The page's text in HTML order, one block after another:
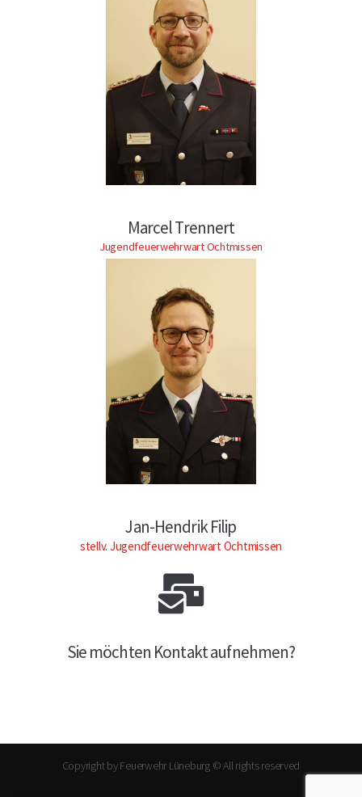
Marcel Trennert
Jugendfeuerwehrwart Ochtmissen
Jan-Hendrik Filip
stellv. Jugendfeuerwehrwart Ochtmissen
Sie möchten Kontakt aufnehmen?
Copyright by Feuerwehr Lüneburg © All rights reserved